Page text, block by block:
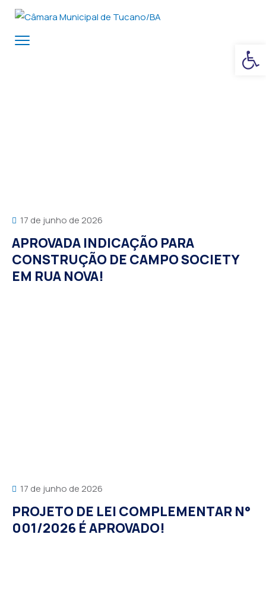
17 de junho de 2026
APROVADA INDICAÇÃO PARA
CONSTRUÇÃO DE CAMPO SOCIETY
EM RUA NOVA!
17 de junho de 2026
PROJETO DE LEI COMPLEMENTAR N°
001/2026 É APROVADO!